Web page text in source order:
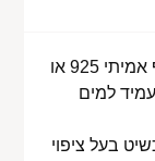
במידה ומדובר בתכשיט שכולו כסף אמיתי 925 או
למים
בעל ציפוי